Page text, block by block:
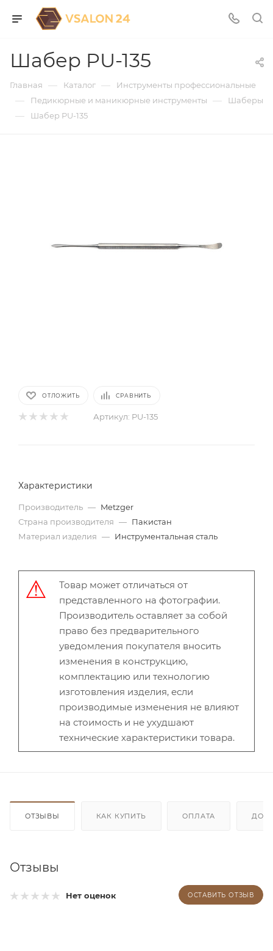
Шабер PU-135
Главная — Каталог — Инструменты профессиональные
— Педикюрные и маникюрные инструменты — Шаберы
— Шабер PU-135
ОТЛОЖИТЬ СРАВНИТЬ
Артикул: PU-135
Характеристики
Производитель — Metzger
Страна производителя — Пакистан
Материал изделия — Инструментальная сталь
Товар может отличаться от
представленного на фотографии.
Производитель оставляет за собой
право без предварительного
уведомления покупателя вносить
изменения в конструкцию,
комплектацию или технологию
изготовления изделия, если
производимые изменения не влияют
на стоимость и не ухудшают
технические характеристики товара.
ОТЗЫВЫ КАК КУПИТЬ ОПЛАТА
Отзывы
Нет оценок ОСТАВИТЬ ОТЗЫВ